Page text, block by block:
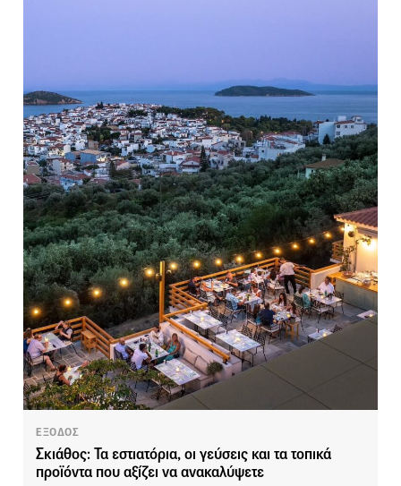
ΕΞΟΔΟΣ
Σκιάθος: Τα εστιατόρια, οι γεύσεις και τα τοπικά
προϊόντα που αξίζει να ανακαλύψετε